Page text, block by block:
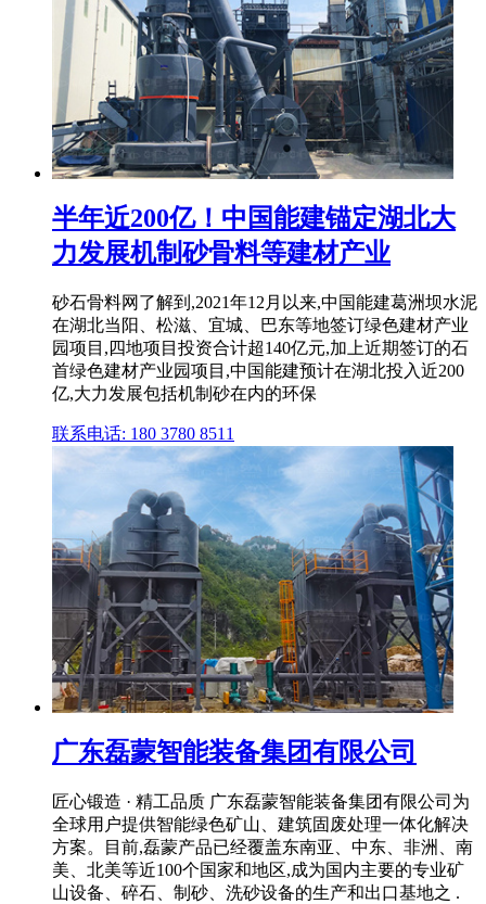
半年近200亿！中国能建锚定湖北大
力发展机制砂骨料等建材产业
砂石骨料网了解到,2021年12月以来,中国能建葛洲坝水泥
在湖北当阳、松滋、宜城、巴东等地签订绿色建材产业
园项目,四地项目投资合计超140亿元,加上近期签订的石
首绿色建材产业园项目,中国能建预计在湖北投入近200
亿,大力发展包括机制砂在内的环保
联系电话: 180 3780 8511
广东磊蒙智能装备集团有限公司
匠心锻造 · 精工品质 广东磊蒙智能装备集团有限公司为
全球用户提供智能绿色矿山、建筑固废处理一体化解决
方案。目前,磊蒙产品已经覆盖东南亚、中东、非洲、南
美、北美等近100个国家和地区,成为国内主要的专业矿
山设备、碎石、制砂、洗砂设备的生产和出口基地之 .